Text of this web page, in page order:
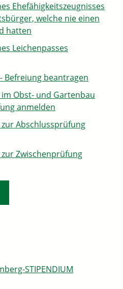
Ehefähigkeitszeugnisses
welche nie einen
hatten
Leichenpasses
Befreiung beantragen
Obst- und Gartenbau
anmelden
Abschlussprüfung
Zwischenprüfung
STIPENDIUM